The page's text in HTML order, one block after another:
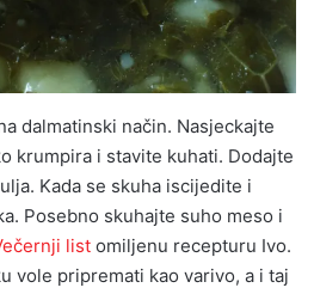
dalmatinski način. Nasjeckajte
krumpira i stavite kuhati. Dodajte
Kada se skuha iscijedite i
Posebno skuhajte suho meso i
list omiljenu recepturu Ivo.
vole pripremati kao varivo, a i taj